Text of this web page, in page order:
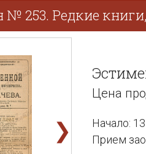
253. Редкие
❯
Цена
Начало:
Прием